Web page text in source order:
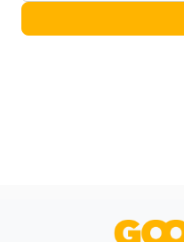
電郵地址